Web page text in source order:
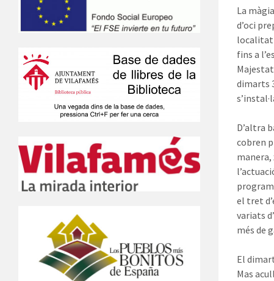
La
d’oci
localitat
fins a
dimarts
D’altra
cobren
el tret
variats
més de
El
Mas